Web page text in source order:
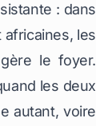
: dans
les
le foyer.
les deux
autant, voire